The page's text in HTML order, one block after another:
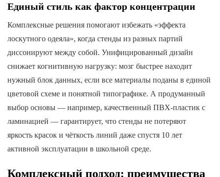
Единый стиль как фактор концентрации
Комплексные решения помогают избежать «эффекта
лоскутного одеяла», когда стенды из разных партий
диссонируют между собой. Унифицированный дизайн
снижает когнитивную нагрузку: мозг быстрее находит
нужный блок данных, если все материалы поданы в единой
цветовой схеме и понятной типографике. А продуманный
выбор основы — например, качественный ПВХ-пластик с
ламинацией — гарантирует, что стенды не потеряют
яркость красок и чёткость линий даже спустя 10 лет
активной эксплуатации в школьной среде.
Комплексный подход: преимущества